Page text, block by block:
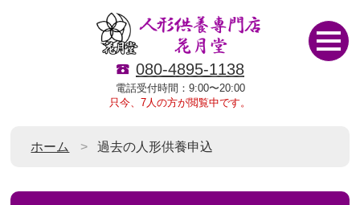
080-4895-1138
電話受付時間：9:00〜20:00
只今、7人の方が閲覧中です。
ホーム 過去の人形供養申込